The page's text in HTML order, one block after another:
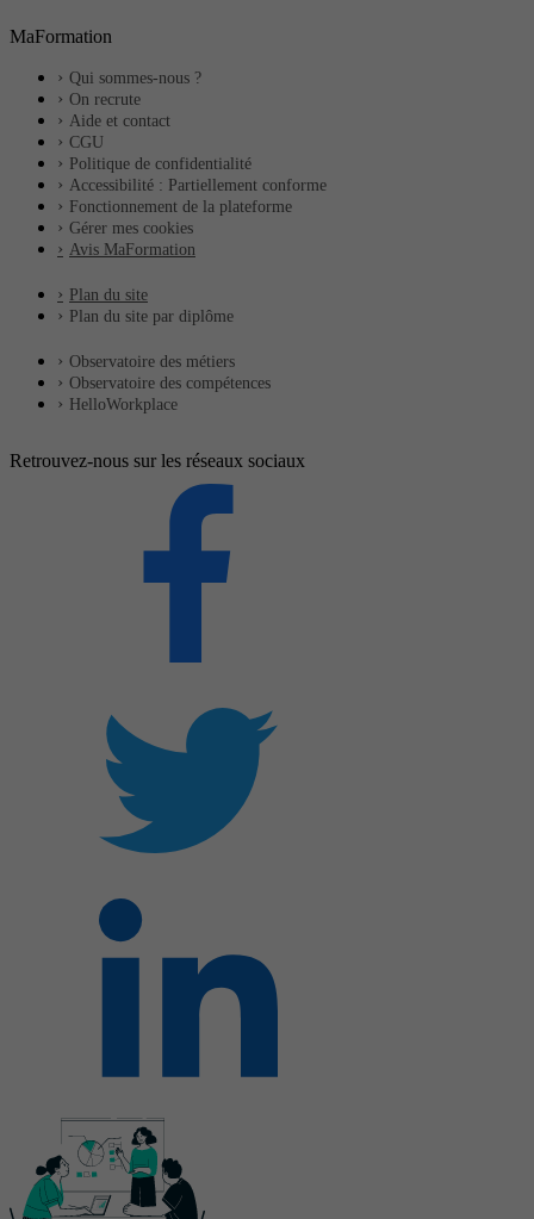
MaFormation
Qui sommes-nous ?
On recrute
Aide et contact
CGU
Politique de confidentialité
Accessibilité : Partiellement conforme
Fonctionnement de la plateforme
Gérer mes cookies
Avis MaFormation
Plan du site
Plan du site par diplôme
Observatoire des métiers
Observatoire des compétences
HelloWorkplace
Retrouvez-nous sur les réseaux sociaux